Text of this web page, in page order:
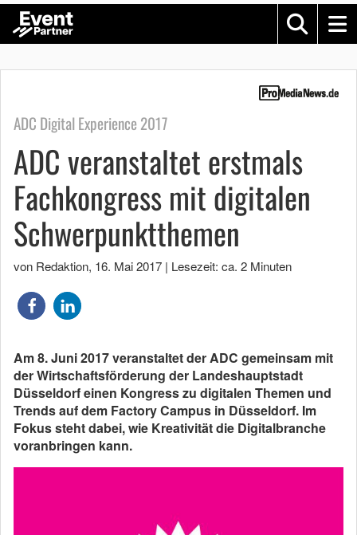
ADC Digital Experience 2017
ADC veranstaltet erstmals
Fachkongress mit digitalen
Schwerpunktthemen
von Redaktion, 16. Mai 2017 | Lesezeit: ca. 2 Minuten
Am 8. Juni 2017 veranstaltet der ADC gemeinsam mit
der Wirtschaftsförderung der Landeshauptstadt
Düsseldorf einen Kongress zu digitalen Themen und
Trends auf dem Factory Campus in Düsseldorf. Im
Fokus steht dabei, wie Kreativität die Digitalbranche
voranbringen kann.